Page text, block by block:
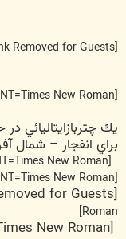
يك چتربازايتاليائي
براي انفجار – شمال
Roman]